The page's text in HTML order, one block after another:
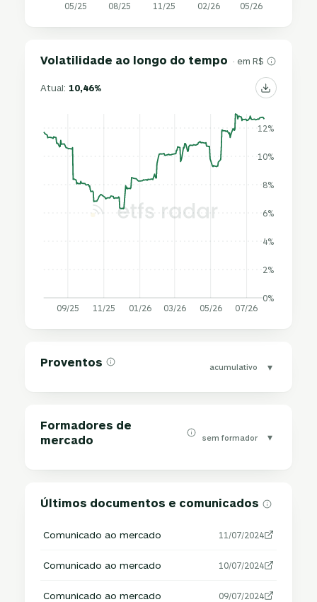
05/25 08/25 11/25 02/26 05/26
Volatilidade ao longo do tempo · em R$
Atual:10,46%
0%
2%
4%
6%
8%
10%
12%
09/25 11/25 01/26 03/26 05/26 07/26
Proventos acumulativo ▾
Formadores de
mercado
sem formador ▾
Últimos documentos e comunicados
Comunicado ao mercado 11/07/2024
Comunicado ao mercado 10/07/2024
Comunicado ao mercado 09/07/2024